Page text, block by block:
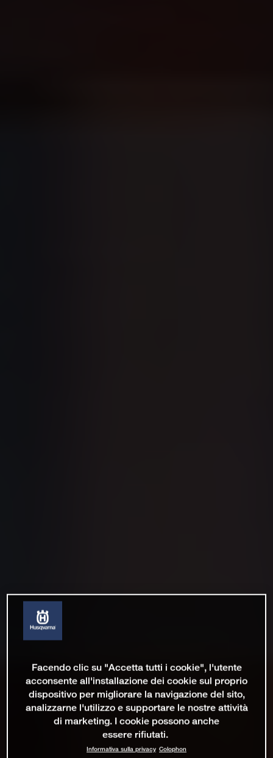
Facendo clic su "Accetta tutti i cookie", l'utente
acconsente all'installazione dei cookie sul proprio
dispositivo per migliorare la navigazione del sito,
analizzarne l'utilizzo e supportare le nostre attività
di marketing. I cookie possono anche
essere rifiutati.
Informativa sulla privacy Colophon